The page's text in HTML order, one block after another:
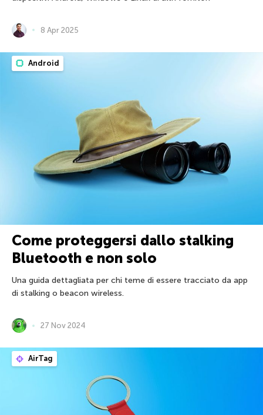
8 Apr 2025
Android
Come proteggersi dallo stalking
Bluetooth e non solo
Una guida dettagliata per chi teme di essere tracciato da app
di stalking o beacon wireless.
27 Nov 2024
AirTag